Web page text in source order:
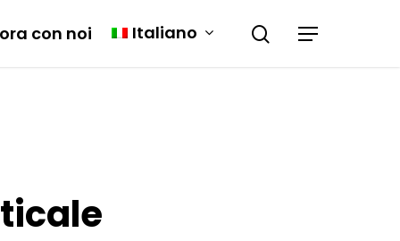
con noi Italiano